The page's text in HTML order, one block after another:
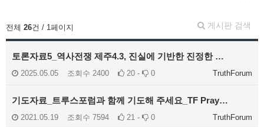
게시판 검색
전체 26건 / 1페이지
토론자료5_역사전쟁 제주4.3, 진실에 기반한 진정한 …
TruthForum
2025.05.05 조회수 2400 20 - 0
기도자료_트루스포럼과 함께 기도해 주세요_TF Pray…
TruthForum
2021.05.19 조회수 7594 21 - 0